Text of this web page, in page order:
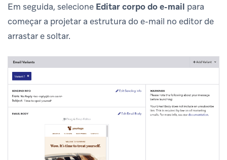
Em seguida, selecione Editar corpo do e-mail para
começar a projetar a estrutura do e-mail no editor de
arrastar e soltar.